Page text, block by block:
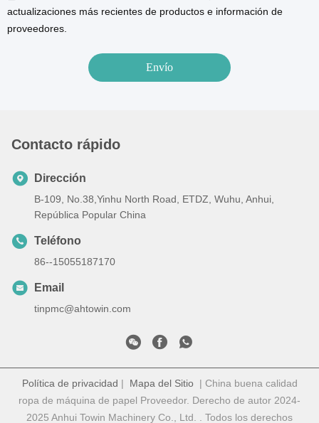
actualizaciones más recientes de productos e información de
proveedores.
Contacto rápido
Dirección
B-109, No.38,Yinhu North Road, ETDZ, Wuhu, Anhui,
República Popular China
Teléfono
86--15055187170
Email
tinpmc@ahtowin.com
Política de privacidad | Mapa del Sitio| China buena calidad
ropa de máquina de papel Proveedor. Derecho de autor 2024-
2025 Anhui Towin Machinery Co., Ltd. . Todos los derechos